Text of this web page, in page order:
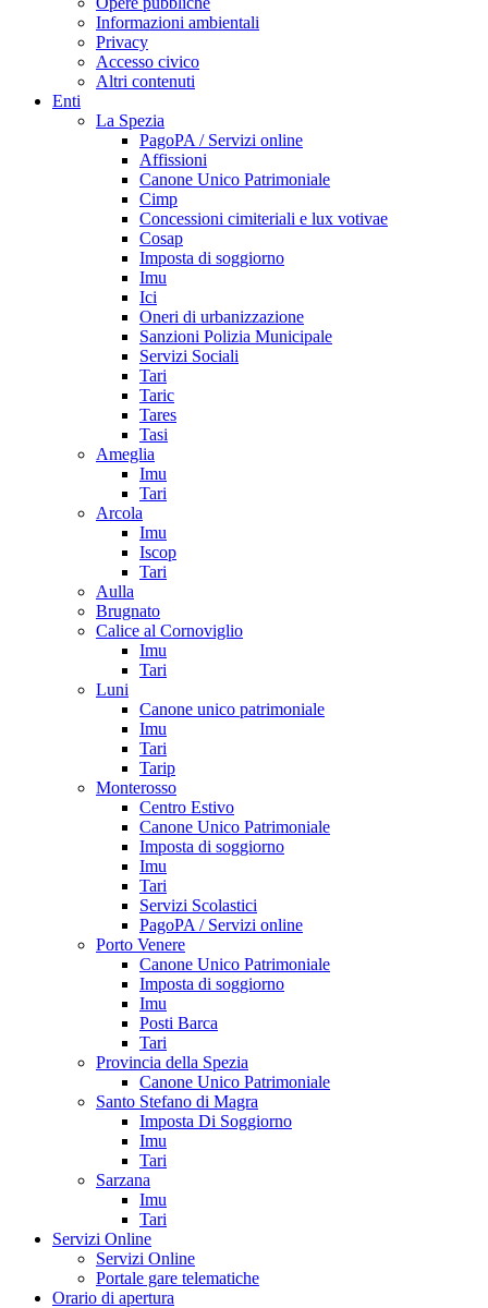
Informazioni ambientali
Privacy
Accesso civico
Altri contenuti
Enti
La Spezia
PagoPA / Servizi online
Affissioni
Canone Unico Patrimoniale
Cimp
Concessioni cimiteriali e lux votivae
Cosap
Imposta di soggiorno
Imu
Ici
Oneri di urbanizzazione
Sanzioni Polizia Municipale
Servizi Sociali
Tari
Taric
Tares
Tasi
Ameglia
Imu
Tari
Arcola
Imu
Iscop
Tari
Aulla
Brugnato
Calice al Cornoviglio
Imu
Tari
Luni
Canone unico patrimoniale
Imu
Tari
Tarip
Monterosso
Centro Estivo
Canone Unico Patrimoniale
Imposta di soggiorno
Imu
Tari
Servizi Scolastici
PagoPA / Servizi online
Porto Venere
Canone Unico Patrimoniale
Imposta di soggiorno
Imu
Posti Barca
Tari
Provincia della Spezia
Canone Unico Patrimoniale
Santo Stefano di Magra
Imposta Di Soggiorno
Imu
Tari
Sarzana
Imu
Tari
Servizi Online
Servizi Online
Portale gare telematiche
Orario di apertura